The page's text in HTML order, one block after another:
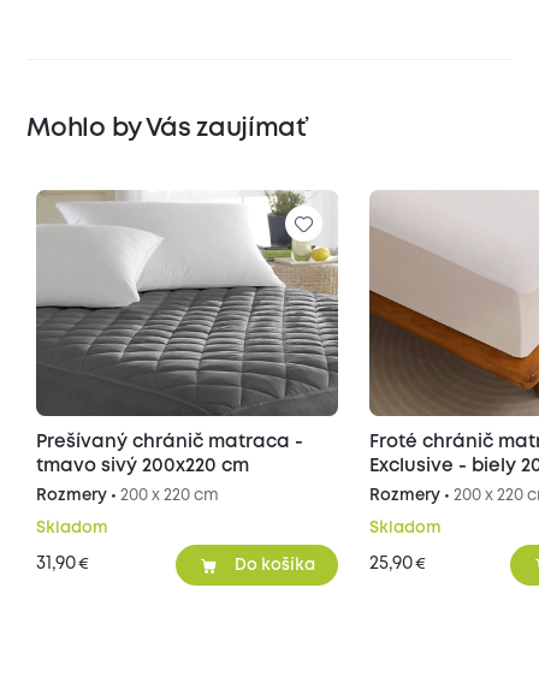
Mohlo by Vás zaujímať
Prešívaný chránič matraca -
tmavo sivý 200x220 cm
Rozmery • 200 x 220 cm
Skladom
31,90€ Do košíka
Froté chránič
Exclusive - biely
Rozmery •200 x 220
Skladom
25,90€